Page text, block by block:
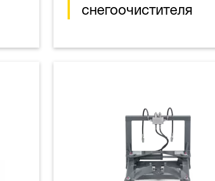
снегоочистителя